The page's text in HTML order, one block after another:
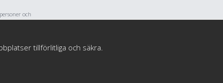
och
personliga
tillförlitliga och säkra.